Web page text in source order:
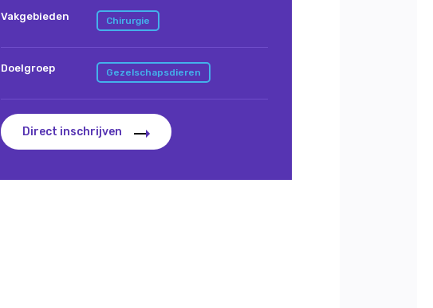
Vakgebieden Chirurgie
Doelgroep Gezelschapsdieren
Direct inschrijven